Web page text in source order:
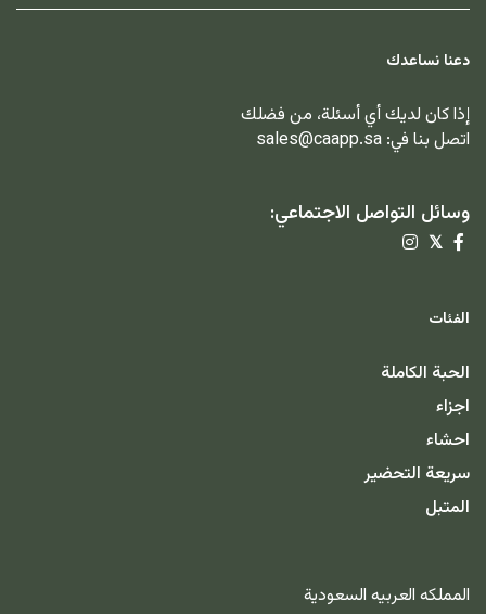
دعنا نساعدك
إذا كان لديك أي أسئلة، من فضلك
اتصل بنا في: sales@caapp.sa
وسائل التواصل الاجتماعي:
𝕏
الفئات
الحبة الكاملة
اجزاء
احشاء
سريعة التحضير
المتبل
المملكه العربيه السعودية